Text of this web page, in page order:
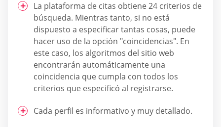
La plataforma de citas obtiene 24 criterios de
búsqueda. Mientras tanto, si no está
dispuesto a especificar tantas cosas, puede
hacer uso de la opción "coincidencias". En
este caso, los algoritmos del sitio web
encontrarán automáticamente una
coincidencia que cumpla con todos los
criterios que especificó al registrarse.
Cada perfil es informativo y muy detallado.